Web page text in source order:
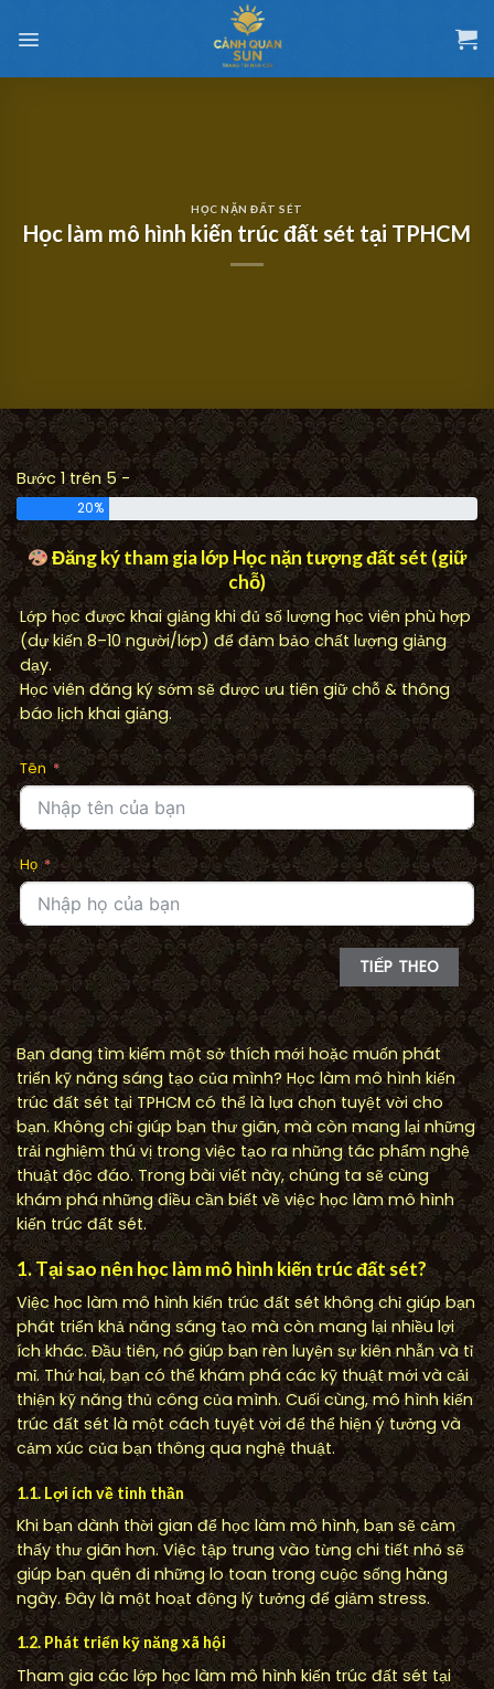
đến
dung
HỌC NẶN ĐẤT SÉT
Học làm mô hình kiến trúc đất sét tại TPHCM
Bước 1 trên 5 -
20%
Đăng ký tham gia lớp Học nặn tượng đất sét (giữ
chỗ)
Lớp học được khai giảng khi đủ số lượng học viên phù hợp
(dự kiến 8–10 người/lớp) để đảm bảo chất lượng giảng
dạy.
Học viên đăng ký sớm sẽ được ưu tiên giữ chỗ & thông
báo lịch khai giảng.
Tên
Họ
TIẾP THEO
Bạn đang tìm kiếm một sở thích mới hoặc muốn phát
triển kỹ năng sáng tạo của mình? Học làm mô hình kiến
trúc đất sét tại TPHCM có thể là lựa chọn tuyệt vời cho
bạn. Không chỉ giúp bạn thư giãn, mà còn mang lại những
trải nghiệm thú vị trong việc tạo ra những tác phẩm nghệ
thuật độc đáo. Trong bài viết này, chúng ta sẽ cùng
khám phá những điều cần biết về việc học làm mô hình
kiến trúc đất sét.
1. Tại sao nên học làm mô hình kiến trúc đất sét?
Việc học làm mô hình kiến trúc đất sét không chỉ giúp bạn
phát triển khả năng sáng tạo mà còn mang lại nhiều lợi
ích khác. Đầu tiên, nó giúp bạn rèn luyện sự kiên nhẫn và tỉ
mỉ. Thứ hai, bạn có thể khám phá các kỹ thuật mới và cải
thiện kỹ năng thủ công của mình. Cuối cùng, mô hình kiến
trúc đất sét là một cách tuyệt vời để thể hiện ý tưởng và
cảm xúc của bạn thông qua nghệ thuật.
1.1. Lợi ích về tinh thần
Khi bạn dành thời gian để học làm mô hình, bạn sẽ cảm
thấy thư giãn hơn. Việc tập trung vào từng chi tiết nhỏ sẽ
giúp bạn quên đi những lo toan trong cuộc sống hàng
ngày. Đây là một hoạt động lý tưởng để giảm stress.
1.2. Phát triển kỹ năng xã hội
Tham gia các lớp học làm mô hình kiến trúc đất sét tại